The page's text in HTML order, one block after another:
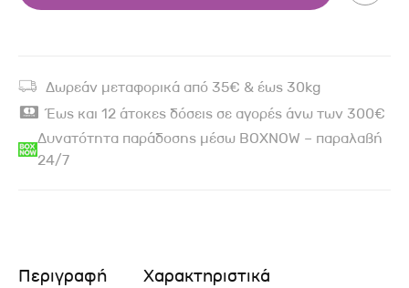
Δωρεάν μεταφορικά από 35€ & έως 30kg
Έως και 12 άτοκες δόσεις σε αγορές άνω των 300€
Δυνατότητα παράδοσης μέσω BOXNOW – παραλαβή
24/7
Περιγραφή Χαρακτηριστικά